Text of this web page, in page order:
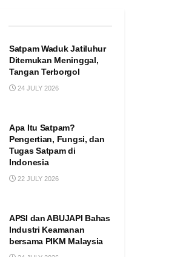
Satpam Waduk Jatiluhur
Ditemukan Meninggal,
Tangan Terborgol
24 JULY 2026
Apa Itu Satpam?
Pengertian, Fungsi, dan
Tugas Satpam di
Indonesia
22 JULY 2026
APSI dan ABUJAPI Bahas
Industri Keamanan
bersama PIKM Malaysia